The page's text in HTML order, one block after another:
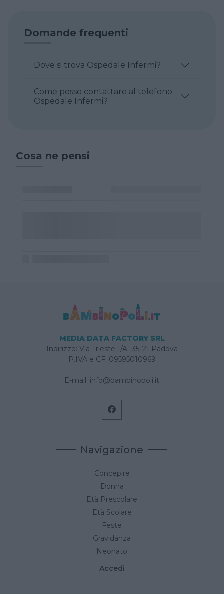
Domande frequenti
Dove si trova Ospedale Infermi?
Come posso contattare al telefono
Ospedale Infermi?
Cosa ne pensi
MEDIA DATA FACTORY SRL
Indirizzo: Via Trieste 1/A- 35121 Padova
P.IVA e CF: 09595010969
E-mail: info@bambinopoli.it
Navigazione
Concepire
Donna
Età Prescolare
Età Scolare
Feste
Gravidanza
Neonato
Accedi